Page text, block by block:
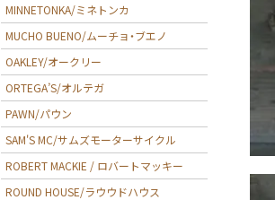
MINNETONKA/ミネトンカ
MUCHO BUENO/ムーチョ・ブエノ
OAKLEY/オークリー
ORTEGA’S/オルテガ
PAWN/パウン
SAM'S MC/サムズモーターサイクル
ROBERT MACKIE / ロバートマッキー
ROUND HOUSE/ラウウドハウス